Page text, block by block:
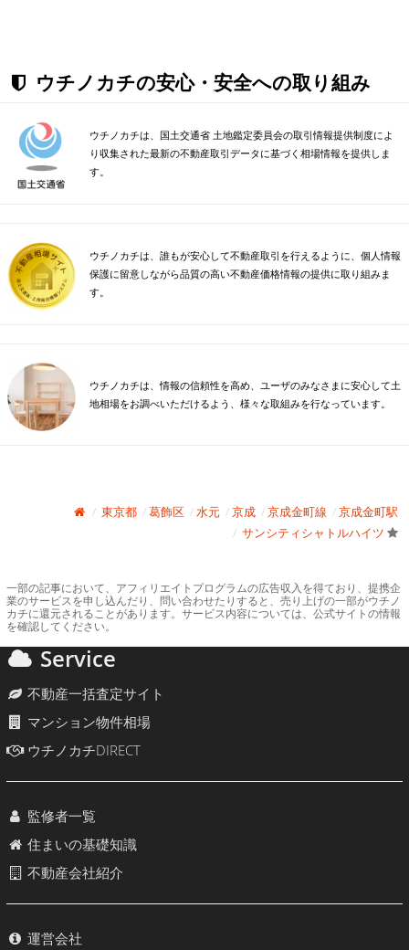
ウチノカチの安心・安全への取り組み
ウチノカチは、国土交通省 土地鑑定委員会の取引情報提供制度によ
り収集された最新の不動産取引データに基づく相場情報を提供しま
す。
ウチノカチは、誰もが安心して不動産取引を行えるように、個人情報
保護に留意しながら品質の高い不動産価格情報の提供に取り組みま
す。
ウチノカチは、情報の信頼性を高め、ユーザのみなさまに安心して土
地相場をお調べいただけるよう、様々な取組みを行なっています。
東京都 葛飾区 水元 京成 京成金町線
京成金町駅
サンシティシャトルハイツ
一部の記事において、アフィリエイトプログラムの広告収入を得ており、提携企
業のサービスを申し込んだり、問い合わせたりすると、売り上げの一部がウチノ
カチに還元されることがあります。サービス内容については、公式サイトの情報
を確認してください。
Service
不動産一括査定サイト
マンション物件相場
ウチノカチDIRECT
監修者一覧
住まいの基礎知識
不動産会社紹介
運営会社